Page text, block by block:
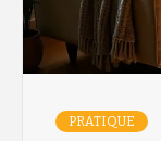
PRATIQUE